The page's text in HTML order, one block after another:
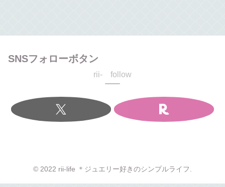
SNSフォローボタン
rii- follow
© 2022 rii-life ＊ジュエリー好きのシンプルライフ.